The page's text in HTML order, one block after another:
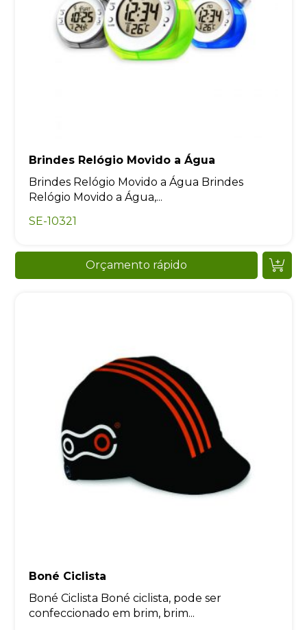
Brindes Relógio Movido a Água
Brindes Relógio Movido a Água Brindes
Relógio Movido a Água,...
SE-10321
Orçamento rápido
Boné Ciclista
Boné Ciclista Boné ciclista, pode ser
confeccionado em brim, brim...